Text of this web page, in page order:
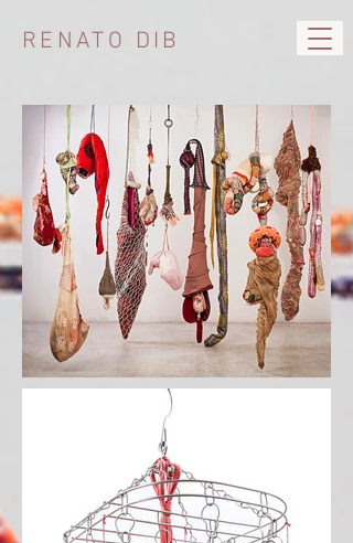
RENATO DIB